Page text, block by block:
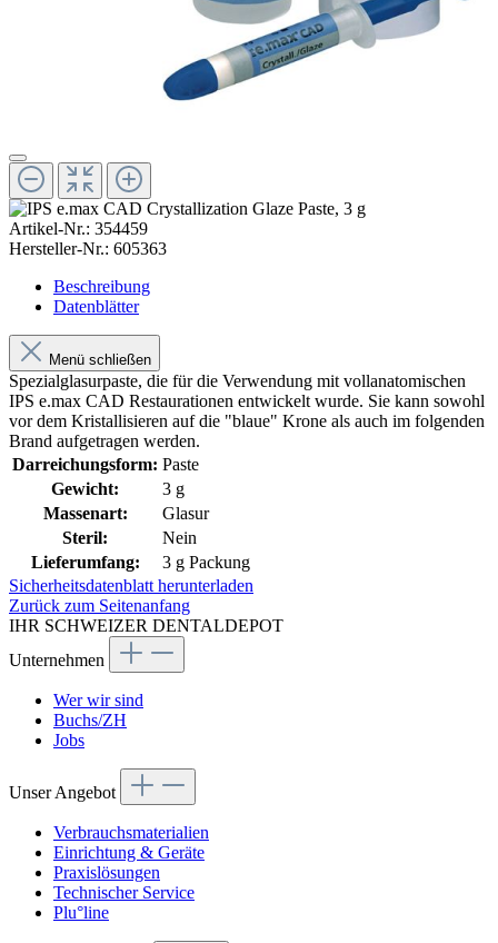
Artikel-Nr.: 354459
Hersteller-Nr.: 605363
Beschreibung
Datenblätter
Menü schließen
Spezialglasurpaste, die für die Verwendung mit vollanatomischen
IPS e.max CAD Restaurationen entwickelt wurde. Sie kann sowohl
vor dem Kristallisieren auf die "blaue" Krone als auch im folgenden
Brand aufgetragen werden.
Darreichungsform: Paste
Gewicht:
3 g
Massenart:
Glasur
Steril:
Nein
Lieferumfang:
3 g Packung
Sicherheitsdatenblatt herunterladen
Zurück zum Seitenanfang
IHR SCHWEIZER DENTALDEPOT
Unternehmen
Wer wir sind
Buchs/ZH
Jobs
Unser Angebot
Verbrauchsmaterialien
Einrichtung & Geräte
Praxislösungen
Technischer Service
Plu°line